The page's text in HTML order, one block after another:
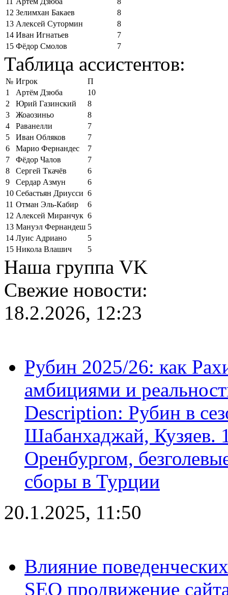
12 Зелимхан Бакаев
8
13 Алексей Сутормин
8
14 Иван Игнатьев
7
15 Фёдор Смолов 7
Таблица ассистентов:
№ Игрок
П
1
Артём Дзюба
10
2
Юрий Газинский
8
3
Жоаозиньо
8
4
Раванелли
7
5
Иван Обляков
7
6
Марио Фернандес
7
7
Фёдор Чалов
7
8
Сергей Ткачёв
6
9
Сердар Азмун
6
10 Себастьян Дриусси 6
11 Отман Эль-Кабир
6
12 Алексей Миранчук 6
13 Мануэл Фернандеш 5
14 Луис Адриано
5
15 Никола Влашич 5
Наша группа VK
Свежие новости:
18.2.2026, 12:23
Рубин 2025/26: как
амбициями и
Description: Рубин в
Шабанхаджай, Кузяев.
Оренбургом,
сборы в Турции
20.1.2025, 11:50
Влияние
SEO продвижение